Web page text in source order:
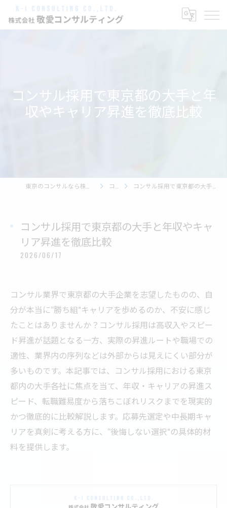
コンサル採用で東京都の大手と年
収やキャリア昇進を徹底比較
コラム コンサル採用で東京都の大手と年収やキャリア昇進を徹底比較
コンサル採用で東京都の大手と年収やキャ
リア昇進を徹底比較
2026/06/17
コンサル業界で東京都の大手企業を志望したものの、自
分が本当に“勝ち組”キャリアを歩めるのか、不安に感じ
たことはありませんか？コンサル採用は高収入やスピー
ド昇進が話題となる一方、実際の昇進ルートや職場での
適性、業界内の序列などは外部からは見えにくい部分が
多いものです。本記事では、コンサル採用における東京
都内の大手各社に焦点を当て、年収・キャリアの昇進ス
ピード、転職難易度から落ちこぼれリスクまでを現実的
かつ徹底的に比較解説します。応募先選定や中長期キャ
リアを真剣に考える方に、“後悔しない選択”の具体的材
料を提供します。